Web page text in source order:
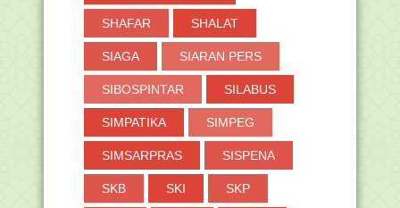
SHAFAR SHALAT
SIAGA SIARAN PERS
SIBOSPINTAR SILABUS
SIMPATIKA SIMPEG
SIMSARPRAS SISPENA
SKB SKI SKP